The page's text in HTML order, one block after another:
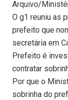
Arquivo/
O g1 reuniu as
prefeito que
secretária em
Prefeito é
contratar
Por que o
sobrinha do